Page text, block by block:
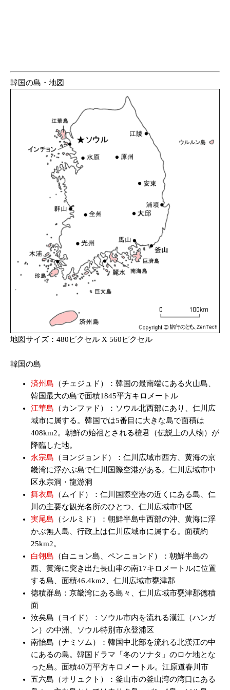
韓国の島・地図
地図サイズ：480ピクセル X 560ピクセル
韓国の島
済州島 （チェジュド）：韓国の最南端にある火山島、
韓国最大の島で面積1845平方キロメートル
江華島 （カンファド）：ソウル北西部にあり、仁川広
域市に属する。韓国では5番目に大きな島で面積は
408km2。朝鮮の始祖とされる檀君（伝説上の人物）が
降臨した地。
永宗島 （ヨンジョンド）：仁川広域市西方、黄海の京
畿湾に浮かぶ島で仁川国際空港がある。仁川広域市中
区永宗洞・龍游洞
舞衣島 （ムイド）：仁川国際空港の近くにある島、仁
川の主要な観光名所のひとつ、仁川広域市中区
実尾島 （シルミド）：朝鮮半島中西部の沖、黄海に浮
かぶ無人島、行政上は仁川広域市に属する。面積約
25km2。
白翎島 （白ニョン島、ペンニョンド）：朝鮮半島の
西、黄海に突き出た長山串の南17キロメートルに位置
する島、面積46.4km2、仁川広域市甕津郡
徳積群島：京畿湾にある島々、仁川広域市甕津郡徳積
面
汝矣島（ヨイド）：ソウル市内を流れる漢江（ハンガ
ン）の中洲、ソウル特別市永登浦区
南怡島（ナミソム）：韓国中北部を流れる北漢江の中
にあるの島。韓国ドラマ「冬のソナタ」のロケ地とな
った島。面積40万平方キロメートル。江原道春川市
五六島（オリュクト）：釜山市の釜山湾の湾口にある